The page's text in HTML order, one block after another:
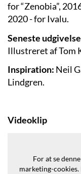
for “Zenobia”,
2020 - for Ivalu.
Seneste
Illustreret af Tom
Inspiration: Neil
Lindgren.
Videoklip
For at se
marketing-cookies.